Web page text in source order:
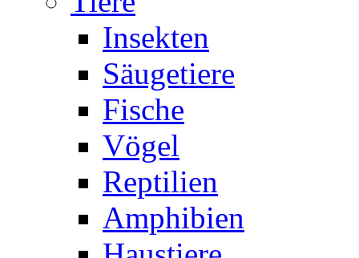
Insekten
Säugetiere
Fische
Vögel
Reptilien
Amphibien